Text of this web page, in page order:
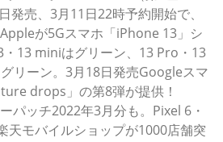
発売、3月11日22時予約開始で、
が5Gスマホ「iPhone 13」シ
・13 miniはグリーン、13 Pro・13
リーン。3月18日発売Googleスマ
drops」の第8弾が提供！
パッチ2022年3月分も。Pixel 6・
天モバイルショップが1000店舗突